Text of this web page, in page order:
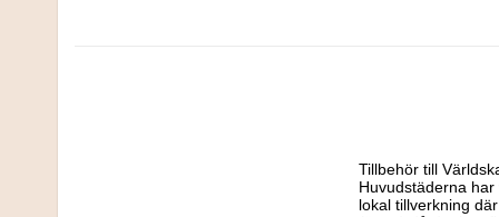
Tillbehör till
Huvudstäderna
lokal tillverkning